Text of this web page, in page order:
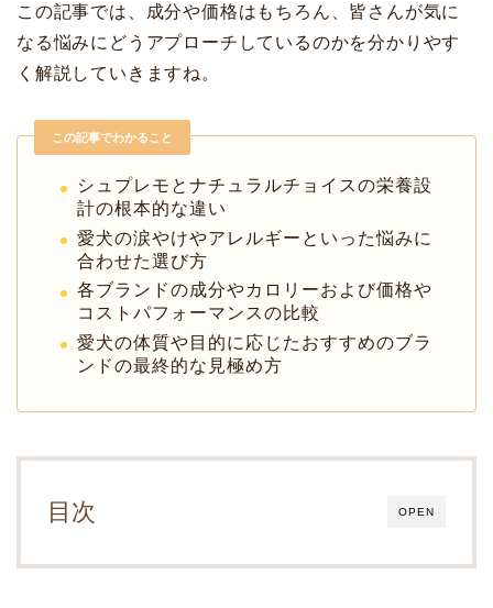
この記事では、成分や価格はもちろん、皆さんが気に
なる悩みにどうアプローチしているのかを分かりやす
く解説していきますね。
この記事でわかること
シュプレモとナチュラルチョイスの栄養設
計の根本的な違い
愛犬の涙やけやアレルギーといった悩みに
合わせた選び方
各ブランドの成分やカロリーおよび価格や
コストパフォーマンスの比較
愛犬の体質や目的に応じたおすすめのブラ
ンドの最終的な見極め方
OPEN
目次